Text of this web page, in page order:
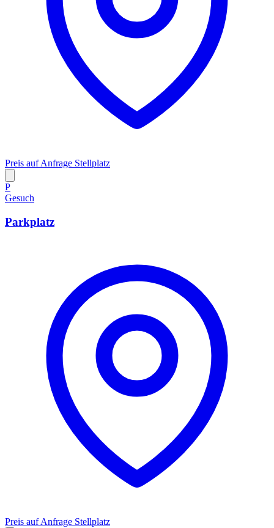
Preis auf Anfrage Stellplatz
P
Gesuch
Parkplatz
Preis auf Anfrage Stellplatz